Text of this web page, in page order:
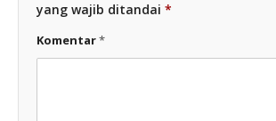
yang wajib ditandai *
Komentar*